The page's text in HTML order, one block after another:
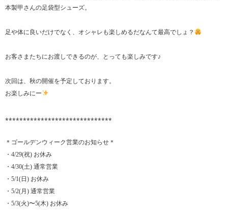
本製甲さんの足袋型シューズ。
足や体に良いだけでなく、オシャレも楽しめるだなんて最高でしょ？
お客さまたちにお渡しできるのが、とっても楽しみです♪
次回は、秋の開催を予定しております。
お楽しみにー
⁎⁎⁎⁎⁎⁎⁎⁎⁎⁎⁎⁎⁎⁎⁎⁎⁎⁎⁎⁎⁎⁎⁎⁎⁎⁎⁎⁎⁎⁎
＊ゴールデンウィーク営業のお知らせ＊
・4/29(祝) お休み
・4/30(土) 通常営業
・5/1(日) お休み
・5/2(月) 通常営業
・5/3(火)〜5(木) お休み